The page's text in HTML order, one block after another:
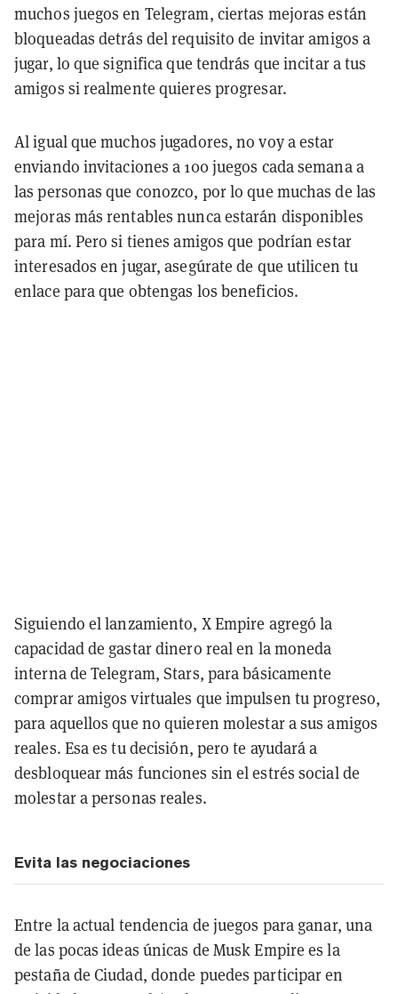
muchos juegos en Telegram, ciertas mejoras están
bloqueadas detrás del requisito de invitar amigos a
jugar, lo que significa que tendrás que incitar a tus
amigos si realmente quieres progresar.
Al igual que muchos jugadores, no voy a estar
enviando invitaciones a 100 juegos cada semana a
las personas que conozco, por lo que muchas de las
mejoras más rentables nunca estarán disponibles
para mí. Pero si tienes amigos que podrían estar
interesados en jugar, asegúrate de que utilicen tu
enlace para que obtengas los beneficios.
Siguiendo el lanzamiento, X Empire agregó la
capacidad de gastar dinero real en la moneda
interna de Telegram, Stars, para básicamente
comprar amigos virtuales que impulsen tu progreso,
para aquellos que no quieren molestar a sus amigos
reales. Esa es tu decisión, pero te ayudará a
desbloquear más funciones sin el estrés social de
molestar a personas reales.
Evita las negociaciones
Entre la actual tendencia de juegos para ganar, una
de las pocas ideas únicas de Musk Empire es la
pestaña de Ciudad, donde puedes participar en